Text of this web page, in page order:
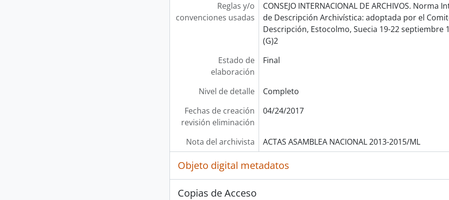
Reglas y/o
convenciones usadas
CONSEJO INTERNACIONAL DE ARCHIVOS. Norma
de Descripción Archivística: adoptada por el
Descripción, Estocolmo, Suecia 19-22 septiembre
(G)2
Estado de
elaboración
Final
Nivel de detalle
Completo
Fechas de creación
revisión eliminación
04/24/2017
Nota del archivista ACTAS ASAMBLEA NACIONAL 2013-2015/ML
Objeto digital metadatos
Copias de Acceso